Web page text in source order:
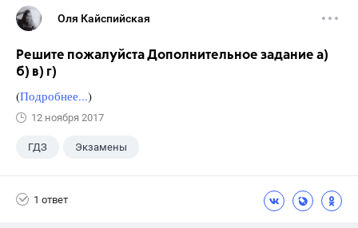
Оля Кайспийская
Решите пожалуйста Дополнительное задание а)
б) в) г)
(Подробнее...)
12 ноября 2017
ГДЗ Экзамены
1 ответ